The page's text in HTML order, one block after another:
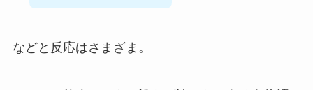
などと反応はさまざま。